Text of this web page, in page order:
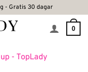
- Gratis 30 dagar
0